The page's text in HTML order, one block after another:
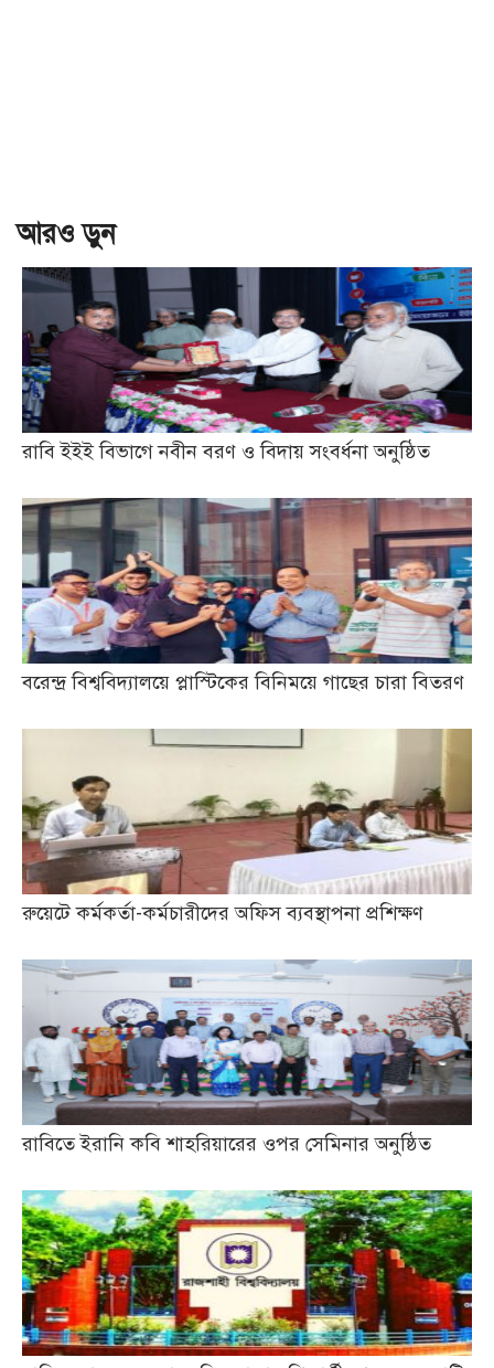
আরও ড়ুন
রাবি ইইই বিভাগে নবীন বরণ ও বিদায় সংবর্ধনা অনুষ্ঠিত
বরেন্দ্র বিশ্ববিদ্যালয়ে প্লাস্টিকের বিনিময়ে গাছের চারা বিতরণ
রুয়েটে কর্মকর্তা-কর্মচারীদের অফিস ব্যবস্থাপনা প্রশিক্ষণ
রাবিতে ইরানি কবি শাহরিয়ারের ওপর সেমিনার অনুষ্ঠিত